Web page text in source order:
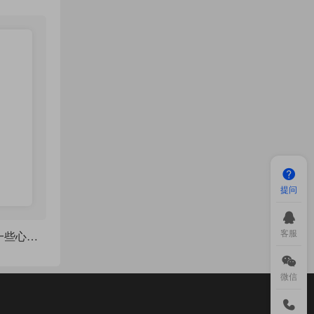
algorithm2e 使用的一些心得 - 配视频教程
提问
客服
微信